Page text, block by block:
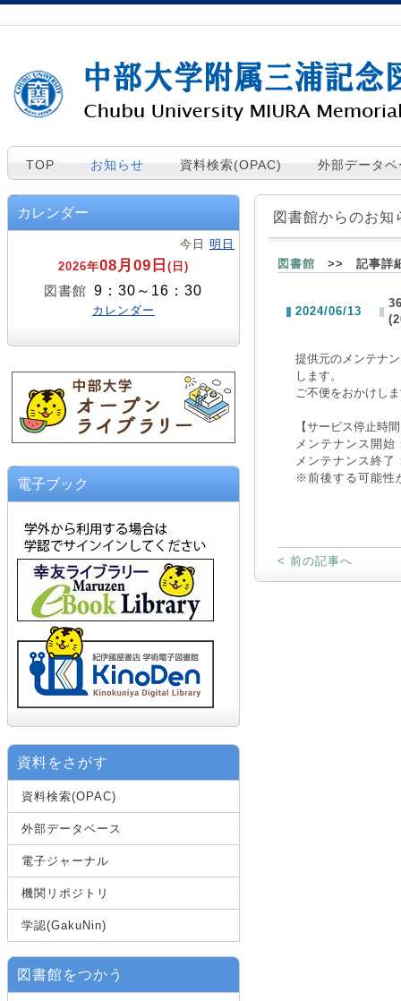
TOP お知らせ 資料検索(OPAC) 外部データベ
カレンダー
今日 明日
2026年08月09日 (日)
図書館 9：30～16：30
カレンダー
電子ブック
資料をさがす
資料検索(OPAC)
外部データベース
電子ジャーナル
機関リポジトリ
学認(GakuNin)
図書館をつかう
図書館からのお知
図書館 >> 記事詳
2024/06/13
提供元のメンテナ
します。
ご不便をおかけし
【サービス停止時
メンテナンス開
メンテナンス終
※前後する可能性
< 前の記事へ